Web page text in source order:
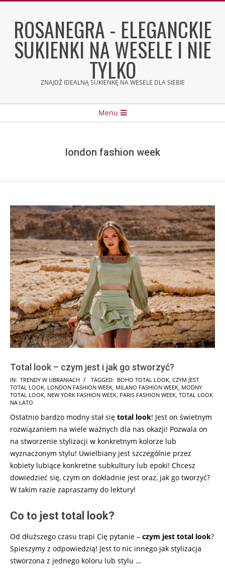
contentROSANEGRA - ELEGANCKIE
SUKIENKI NA WESELE I NIE
TYLKO
ZNAJDŹ IDEALNĄ SUKIENKĘ NA WESELE DLA SIEBIE
Menu
london fashion week
Total look – czym jest i jak go stworzyć?
2025-
08-
08
IN: TRENDY W UBRANIACH TAGGED: BOHO TOTAL LOOK CZYM JEST
TOTAL LOOK LONDON FASHION WEEK MILANO FASHION WEEK MODNY
TOTAL LOOK NEW YORK FASHION WEEK PARIS FASHION WEEK TOTAL LOOK
NA LATO
Ostatnio bardzo modny stał się total look! Jest on świetnym
rozwiązaniem na wiele ważnych dla nas okazji! Pozwala on
na stworzenie stylizacji w konkretnym kolorze lub
wyznaczonym stylu! Uwielbiany jest szczególnie przez
kobiety lubiące konkretne subkultury lub epoki! Chcesz
dowiedzieć się, czym on dokładnie jest oraz, jak go tworzyć?
W takim razie zapraszamy do lektury!
Co to jest total look?
Od dłuższego czasu trapi Cię pytanie – czym jest total look?
Spieszymy z odpowiedzią! Jest to nic innego jak stylizacja
stworzona z jednego koloru lub stylu …